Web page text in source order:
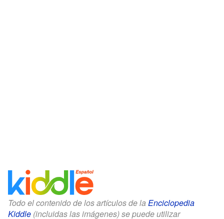
Todo el contenido de los artículos de la Enciclopedia
Kiddle (incluidas las imágenes) se puede utilizar